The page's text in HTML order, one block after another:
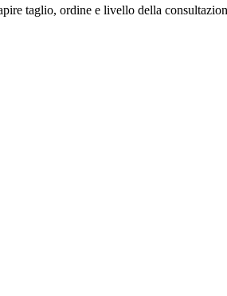
taglio, ordine e livello della